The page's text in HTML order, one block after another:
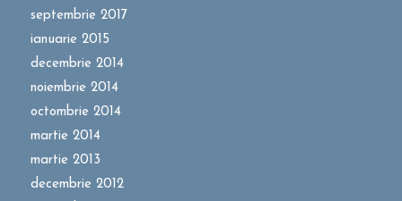
septembrie 2017
ianuarie 2015
decembrie 2014
noiembrie 2014
octombrie 2014
martie 2014
martie 2013
decembrie 2012